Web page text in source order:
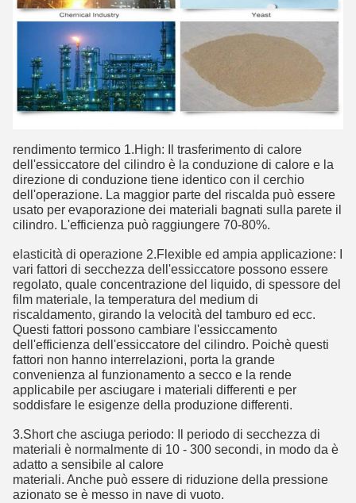
rendimento termico 1.High: Il trasferimento di calore
dell'essiccatore del cilindro è la conduzione di calore e la
direzione di conduzione tiene identico con il cerchio
dell'operazione. La maggior parte del riscalda può essere
usato per evaporazione dei materiali bagnati sulla parete il
cilindro. L'efficienza può raggiungere 70-80%.
elasticità di operazione 2.Flexible ed ampia applicazione: I
vari fattori di secchezza dell'essiccatore possono essere
regolato, quale concentrazione del liquido, di spessore del
film materiale, la temperatura del medium di
riscaldamento, girando la velocità del tamburo ed ecc.
Questi fattori possono cambiare l'essiccamento
dell'efficienza dell'essiccatore del cilindro. Poichè questi
fattori non hanno interrelazioni, porta la grande
convenienza al funzionamento a secco e la rende
applicabile per asciugare i materiali differenti e per
soddisfare le esigenze della produzione differenti.
3.Short che asciuga periodo: Il periodo di secchezza di
materiali è normalmente di 10 - 300 secondi, in modo da è
adatto a sensibile al calore
materiali. Anche può essere di riduzione della pressione
azionato se è messo in nave di vuoto.